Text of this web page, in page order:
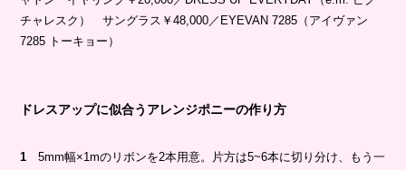
チャレスク） サングラス￥48,000／EYEVAN 7285（アイヴァン
7285 トーキョー）
ドレスアップに似合うアレンジポニーの作り方
1 5mm幅×1mのリボンを2本用意。片方は5~6本に切り分け、もう一